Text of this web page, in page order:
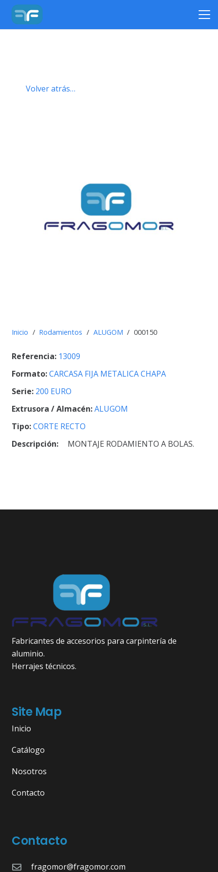
Volver atrás…
Inicio / Rodamientos / ALUGOM / 000150
Referencia: 13009
Formato:CARCASA FIJA METALICA CHAPA
Serie: 200 EURO
Extrusora / Almacén:ALUGOM
Tipo:CORTE RECTO
Descripción:
MONTAJE RODAMIENTO A BOLAS.
Fabricantes de accesorios para carpintería de
aluminio.
Herrajes técnicos.
Site Map
Inicio
Catálogo
Nosotros
Contacto
Contacto
fragomor@fragomor.com